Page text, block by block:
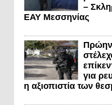
–
ΕΑΥ Μεσσηνίας
Πρώην
για
η αξιοπιστία των